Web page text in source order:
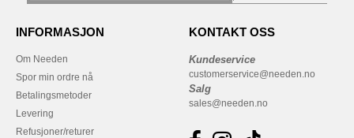
INFORMASJON
Om Needen
Spor min ordre nå
Betalingsmetoder
Levering
Refusjoner/returer
KONTAKT OSS
Kundeservice
customerservice@needen.no
Salg
sales@needen.no